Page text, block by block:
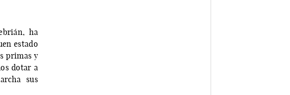
ha
estado
primas y
dotar a
sus